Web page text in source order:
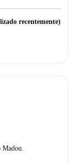
recentemente)
Madou.